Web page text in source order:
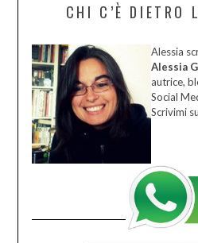
CHI C’È DIETRO
Alessia
Alessia
autrice,
Social
Scrivimi